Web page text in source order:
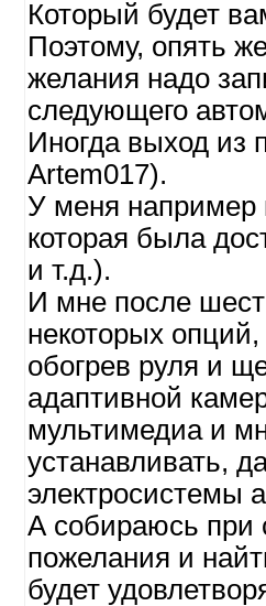
Который будет
Поэтому, опять
желания надо
следующего
Иногда выход из
Artem017).
У меня например
которая была
и т.д.).
И мне после
некоторых
обогрев руля и
адаптивной
мультимедиа и
устанавливать,
электросистемы
А собираюсь при
пожелания и
будет